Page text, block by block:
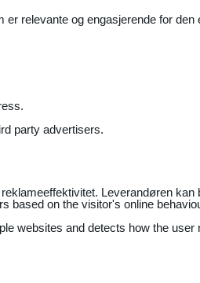
relevante og engasjerende for
party advertisers.
Leverandøren
based on the visitor's online
websites and detects how the